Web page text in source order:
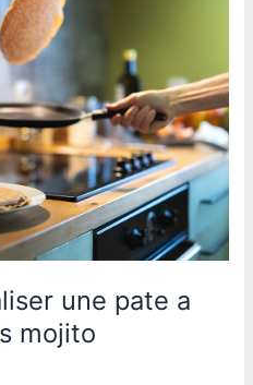
une pate a
mojito